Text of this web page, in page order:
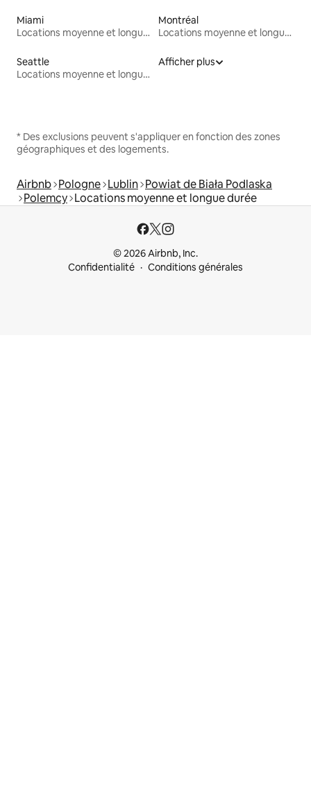
Miami
Locations moyenne et longue durée
Montréal
Locations moyenne et longue durée
Seattle
Locations moyenne et longue durée
Afficher plus
* Des exclusions peuvent s'appliquer en fonction des zones
géographiques et des logements.
Airbnb Pologne Lublin Powiat de Biała Podlaska
Polemcy Locations moyenne et longue durée
© 2026 Airbnb, Inc.
Confidentialité
Conditions générales